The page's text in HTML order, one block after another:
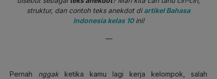
struktur, dan contoh teks anekdot diartikel Bahasa
Indonesia kelas 10 ini!
—
Pernah nggak ketika kamu lagi kerja kelompok, salah